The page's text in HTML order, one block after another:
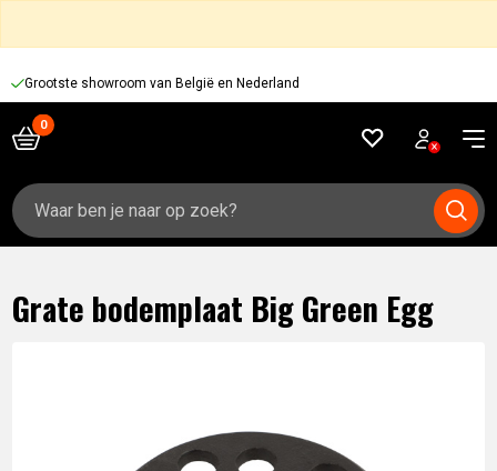
Grootste showroom van België en Nederland
Zoeken
naar:
Grate bodemplaat Big Green Egg